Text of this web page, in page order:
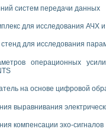
автоматизированного
свойств аморфного
в узлах
двигателей при
условиях
систем передачи данных
для исследования АЧХ
для исследования
операционных
на основе цифровой
выравнивания
компенсации эхо-сигналов